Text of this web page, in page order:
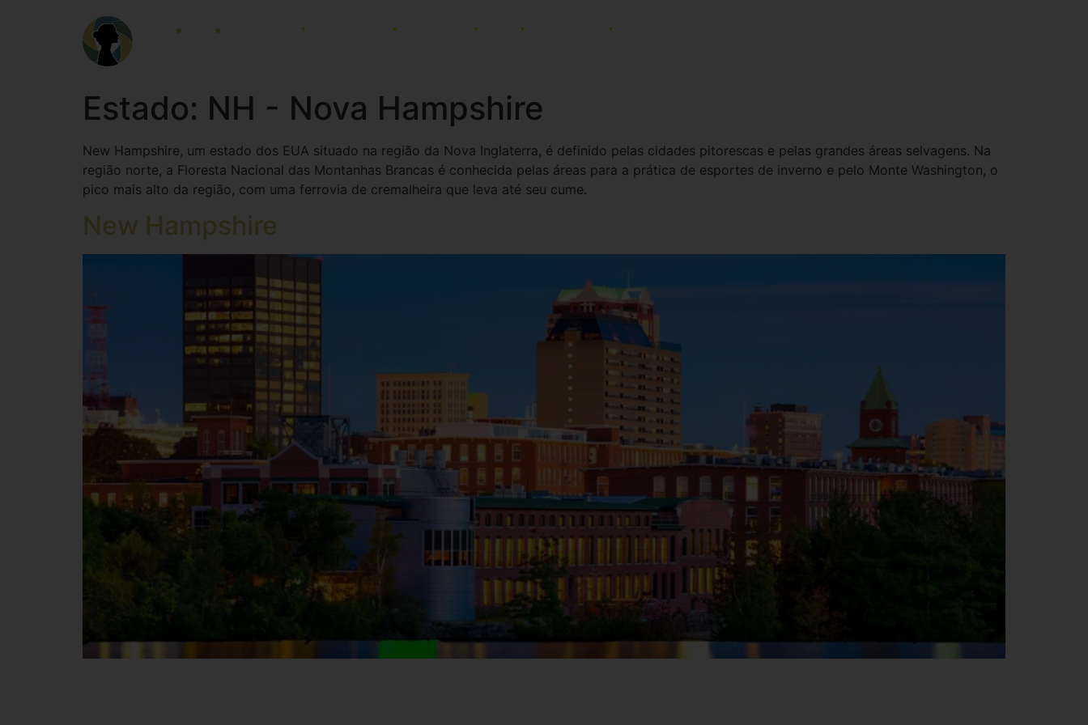
Estado: NH - Nova Hampshire
New Hampshire, um estado dos EUA situado na região da Nova Inglaterra, é definido pelas cidades pitorescas e pelas grandes áreas selvagens. Na
região norte, a Floresta Nacional das Montanhas Brancas é conhecida pelas áreas para a prática de esportes de inverno e pelo Monte Washington, o
pico mais alto da região, com uma ferrovia de cremalheira que leva até seu cume.
New Hampshire